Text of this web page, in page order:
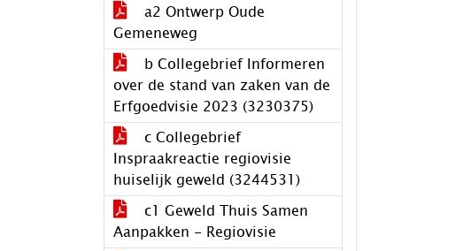
a2 Ontwerp Oude
Gemeneweg
b Collegebrief Informeren
over de stand van zaken van de
Erfgoedvisie 2023 (3230375)
c Collegebrief
Inspraakreactie regiovisie
huiselijk geweld (3244531)
c1 Geweld Thuis Samen
Aanpakken - Regiovisie